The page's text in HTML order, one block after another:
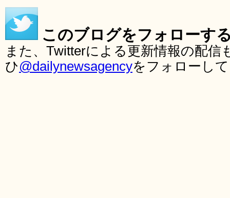
このブログをフォローす
また、Twitterによる更新情報の配
ひ@dailynewsagencyをフォローし